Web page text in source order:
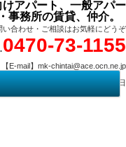
アパート、一般アパー
事務所の賃貸、仲介。
い合わせ・ご相談はお気軽にどうぞ
0470-73-1155
【E-mail】mk-chintai@ace.ocn.ne.jp
～ 17:15 【定 休 日】水曜・祭日